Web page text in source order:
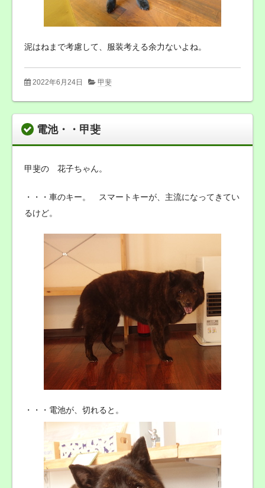
泥はねまで考慮して、服装考える余力ないよね。
2022年6月24日 甲斐
電池・・甲斐
甲斐の 花子ちゃん。
・・・車のキー。 スマートキーが、主流になってきてい
るけど。
・・・電池が、切れると。